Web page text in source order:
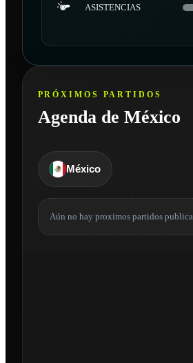
ASISTENCIAS
PRÓXIMOS PARTIDOS
Agenda de México
México
Aún no hay proximos partidos